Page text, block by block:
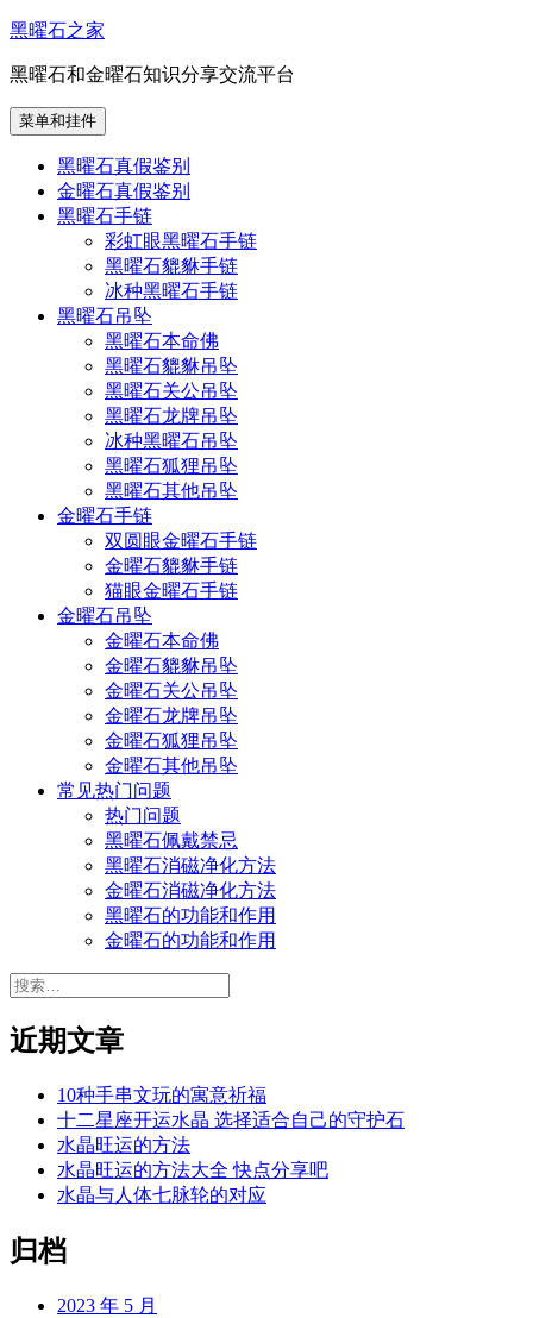
跳
内
容
黑曜石之家
黑曜石和金曜石知识分享交流平台
菜单和挂件
黑曜石真假鉴别
金曜石真假鉴别
黑曜石手链
彩虹眼黑曜石手链
黑曜石貔貅手链
冰种黑曜石手链
黑曜石吊坠
黑曜石本命佛
黑曜石貔貅吊坠
黑曜石关公吊坠
黑曜石龙牌吊坠
冰种黑曜石吊坠
黑曜石狐狸吊坠
黑曜石其他吊坠
金曜石手链
双圆眼金曜石手链
金曜石貔貅手链
猫眼金曜石手链
金曜石吊坠
金曜石本命佛
金曜石貔貅吊坠
金曜石关公吊坠
金曜石龙牌吊坠
金曜石狐狸吊坠
金曜石其他吊坠
常见热门问题
热门问题
黑曜石佩戴禁忌
黑曜石消磁净化方法
金曜石消磁净化方法
黑曜石的功能和作用
金曜石的功能和作用
搜
近期文章
10种手串文玩的寓意祈福
十二星座开运水晶 选择适合自己的守护石
水晶旺运的方法
水晶旺运的方法大全 快点分享吧
水晶与人体七脉轮的对应
归档
2023 年 5 月